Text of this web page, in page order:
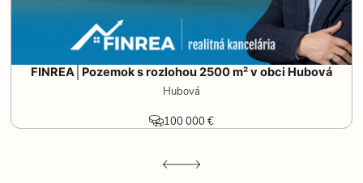
FINREA│Pozemok s rozlohou 2500 m² v obci Hubová
Hubová
100 000 €